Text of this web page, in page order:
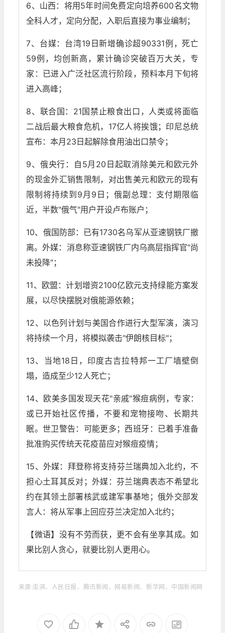
6、山西：将用5年时间免费定向培养600名文物
全科人才，定向分配，入职后直接为事业编制；
7、台媒：台湾19日新增确诊超90331例，死亡
59例，均创新高，累计确诊突破百万大关，专
家：已进入广泛社区流行阶段，预料本月下旬将
进入高峰；
8、联合国：21国禁止粮食出口，人类或将面临
二战后最大粮食危机，17亿人将挨饿；印尼总统
宣布：本月23日起解除食用油出口禁令；
9、俄央行：自5月20日起取消除美元和欧元外
的现金外汇销售限制，对出售美元和欧元的现有
限制将持续到9月9日；俄副总理：支付期限临
近，半数"俄气"用户开设卢布账户；
10、俄国防部：已有1730名乌军从亚速钢铁厂撤
离。外媒：消息称亚速钢铁厂内乌高层指挥官"尚
未投降"；
11、欧盟：计划增资2100亿欧元支持绿能方案发
展，以尽快摆脱对俄能源依赖；
12、以色列计划与美国合作进行大型军演，演习
将持续一个月，将模拟袭击"伊朗核目标"；
13、当地18日，印度古吉拉特邦一工厂墙壁倒
塌，造成至少12人死亡；
14、欧美多国发现天花"亲戚"猴痘病例，专家：
或已开始社区传播，不要和宠物接吻、长期共
眠。世卫警告：可能更多；西班牙：已着手准备
批准购买传统天花疫苗应对猴痘疫情；
15、外媒：拜登称将支持芬兰瑞典加入北约，不
担心土耳其反对；外媒：芬兰瑞典表态不希望北
约在其领土部署核武或建军事基地；俄外交部发
言人：将从军事上回应芬兰决定加入北约；
【微语】没有不劳而获，更不会有坐享其成。如
果比别人贪心，就要比别人更用心。
来源:澎湃、人民日报、腾讯新闻、网易新闻、新华网、中国新闻网